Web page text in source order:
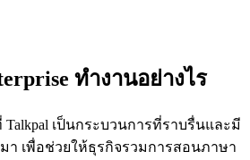
ทํางานอย่างไร
เป็นกระบวนการที่ราบรื่นและมี
เพื่อช่วยให้ธุรกิจรวมการสอนภาษา